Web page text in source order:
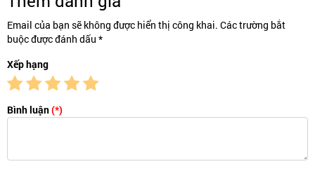
Email của bạn sẽ không được hiển thị công khai. Các trường bắt
buộc được đánh dấu *
Xếp hạng
Bình luận(*)